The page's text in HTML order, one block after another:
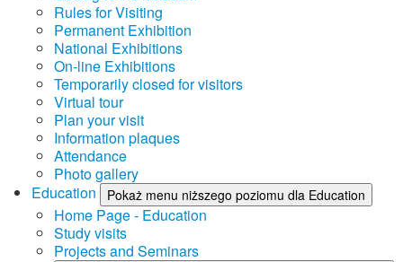
Rules for Visiting
Permanent Exhibition
National Exhibitions
On-line Exhibitions
Temporarily closed for visitors
Virtual tour
Plan your visit
Information plaques
Attendance
Photo gallery
Education
Pokaż menu niższego poziomu dla Education
Home Page - Education
Study visits
Projects and Seminars